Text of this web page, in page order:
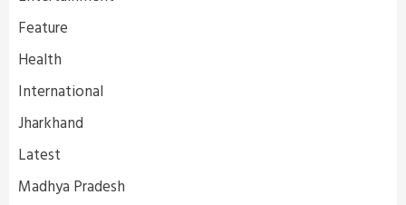
Feature
Health
International
Jharkhand
Latest
Madhya Pradesh